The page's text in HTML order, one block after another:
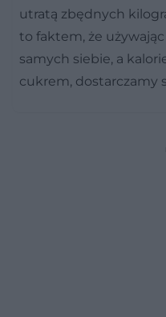
utratą zbędnych
to faktem, że
samych siebie, a
cukrem, dostarczamy